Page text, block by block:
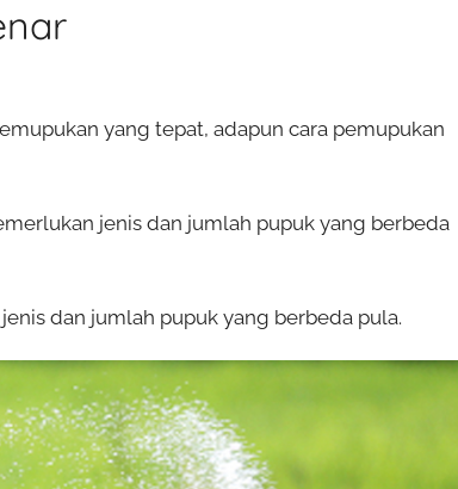
yang tepat, adapun cara pemupukan
jenis dan jumlah pupuk yang berbeda
dan jumlah pupuk yang berbeda pula.